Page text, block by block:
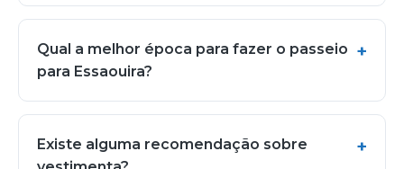
Qual a melhor época para fazer o passeio
para Essaouira?
Existe alguma recomendação sobre